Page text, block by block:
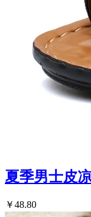
夏季男士皮
￥48.80